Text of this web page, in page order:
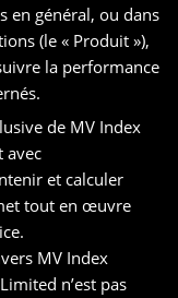
en général, ou dans
(le « Produit »),
la performance
de MV Index
avec
et calculer
tout en œuvre
MV Index
n’est pas